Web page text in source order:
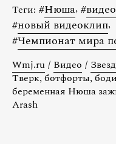
Теги: #Нюша, #
#новый видеоклип,
#Чемпионат мира
Wmj.ru / Видео /
Тверк, ботфорты,
беременная Нюша
Arash